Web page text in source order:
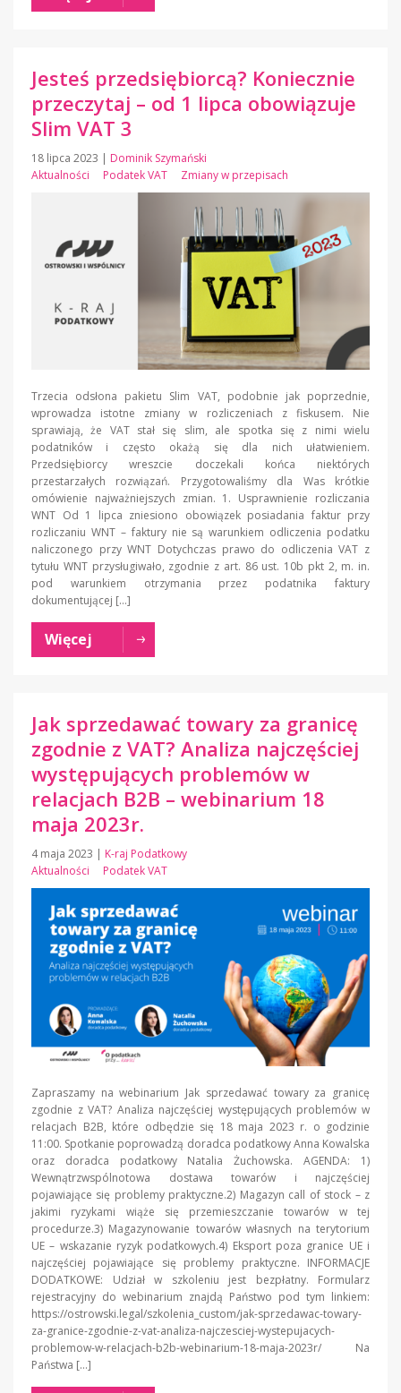
Jesteś przedsiębiorcą? Koniecznie
przeczytaj – od 1 lipca obowiązuje
Slim VAT 3
18 lipca 2023 | Dominik Szymański
Aktualności
Podatek VAT Zmiany w przepisach
Trzecia odsłona pakietu Slim VAT, podobnie jak poprzednie,
wprowadza istotne zmiany w rozliczeniach z fiskusem. Nie
sprawiają, że VAT stał się slim, ale spotka się z nimi wielu
podatników i często okażą się dla nich ułatwieniem.
Przedsiębiorcy wreszcie doczekali końca niektórych
przestarzałych rozwiązań. Przygotowaliśmy dla Was krótkie
omówienie najważniejszych zmian. 1. Usprawnienie rozliczania
WNT Od 1 lipca zniesiono obowiązek posiadania faktur przy
rozliczaniu WNT – faktury nie są warunkiem odliczenia podatku
naliczonego przy WNT Dotychczas prawo do odliczenia VAT z
tytułu WNT przysługiwało, zgodnie z art. 86 ust. 10b pkt 2, m. in.
pod warunkiem otrzymania przez podatnika faktury
dokumentującej […]
Więcej
Jak sprzedawać towary za granicę
zgodnie z VAT? Analiza najczęściej
występujących problemów w
relacjach B2B – webinarium 18
maja 2023r.
4 maja 2023
K-raj Podatkowy
Aktualności
Podatek VAT
Zapraszamy na webinarium Jak sprzedawać towary za granicę
zgodnie z VAT? Analiza najczęściej występujących problemów w
relacjach B2B, które odbędzie się 18 maja 2023 r. o godzinie
11:00. Spotkanie poprowadzą doradca podatkowy Anna Kowalska
oraz doradca podatkowy Natalia Żuchowska. AGENDA: 1)
Wewnątrzwspólnotowa dostawa towarów i najczęściej
pojawiające się problemy praktyczne.2) Magazyn call of stock – z
jakimi ryzykami wiąże się przemieszczanie towarów w tej
procedurze.3) Magazynowanie towarów własnych na terytorium
UE – wskazanie ryzyk podatkowych.4) Eksport poza granice UE i
najczęściej pojawiające się problemy praktyczne. INFORMACJE
DODATKOWE: Udział w szkoleniu jest bezpłatny. Formularz
rejestracyjny do webinarium znajdą Państwo pod tym linkiem:
https://ostrowski.legal/szkolenia_custom/jak-sprzedawac-towary-
za-granice-zgodnie-z-vat-analiza-najczesciej-wystepujacych-
problemow-w-relacjach-b2b-webinarium-18-maja-2023r/ Na
Państwa […]